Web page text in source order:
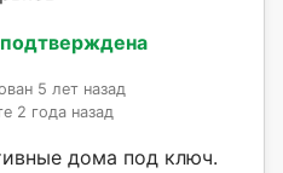
5 лет назад
2 года назад
дома под ключ.